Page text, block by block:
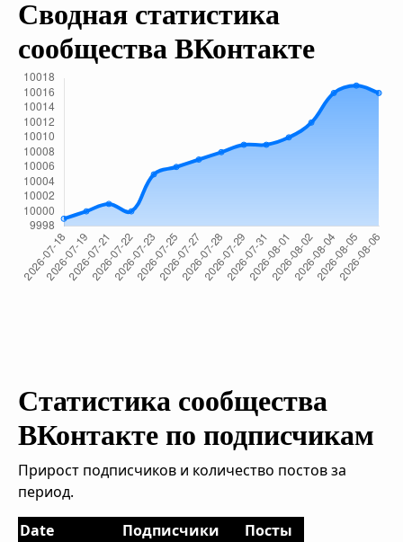
Сводная статистика
сообщества ВКонтакте
Статистика сообщества
ВКонтакте по подписчикам
Прирост подписчиков и количество постов за
период.
Date
Подписчики
Посты